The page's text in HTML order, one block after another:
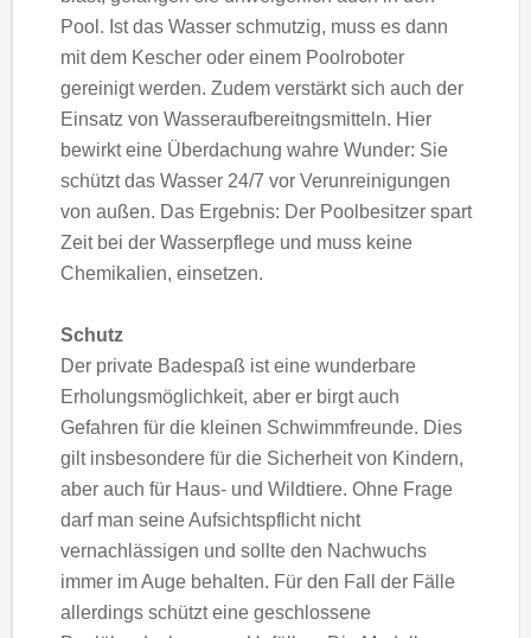
Pool. Ist das Wasser schmutzig, muss es dann
mit dem Kescher oder einem Poolroboter
gereinigt werden. Zudem verstärkt sich auch der
Einsatz von Wasseraufbereitngsmitteln. Hier
bewirkt eine Überdachung wahre Wunder: Sie
schützt das Wasser 24/7 vor Verunreinigungen
von außen. Das Ergebnis: Der Poolbesitzer spart
Zeit bei der Wasserpflege und muss keine
Chemikalien, einsetzen.
Schutz
Der private Badespaß ist eine wunderbare
Erholungsmöglichkeit, aber er birgt auch
Gefahren für die kleinen Schwimmfreunde. Dies
gilt insbesondere für die Sicherheit von Kindern,
aber auch für Haus- und Wildtiere. Ohne Frage
darf man seine Aufsichtspflicht nicht
vernachlässigen und sollte den Nachwuchs
immer im Auge behalten. Für den Fall der Fälle
allerdings schützt eine geschlossene